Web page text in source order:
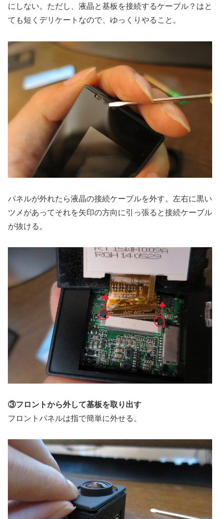
にしない。ただし、液晶と基板を接続するケーブル？はと
ても短くデリケートなので、ゆっくりやること。
パネルが外れたら液晶の接続ケーブルを外す。左右に黒い
ツメがあってそれを矢印の方向に引っ張ると接続ケーブル
が抜ける。
③フロントから外して基板を取り出す
フロントパネルは指で簡単に外せる。